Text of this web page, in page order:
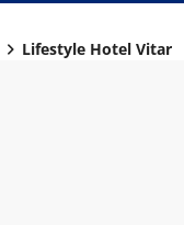
Lifestyle Hotel Vitar